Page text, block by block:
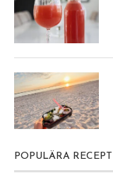
POPULÄRA RECEPT